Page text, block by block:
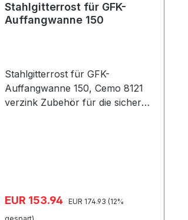
Stahlgitterrost für GFK-
Auffangwanne 150
Stahlgitterrost für GFK-
Auffangwanne 150, Cemo 8121
verzink Zubehör für die sichere
Verkaufspreis:
EUR 153.94 Regulärer Preis:
EUR 174.93 (12%